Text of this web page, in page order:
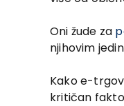
Oni žude za
njihovim
Kako e-
kritičan